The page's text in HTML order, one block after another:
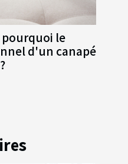
pourquoi le
d'un canapé